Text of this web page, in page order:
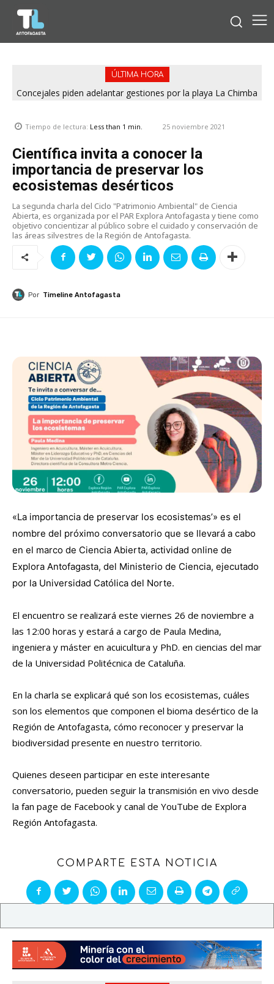
ÚLTIMA HORA
Concejales piden adelantar gestiones por la playa La Chimba
Tiempo de lectura: Less than 1 min. 25 noviembre 2021
Científica invita a conocer la
importancia de preservar los
ecosistemas desérticos
La segunda charla del Ciclo "Patrimonio Ambiental" de Ciencia
Abierta, es organizada por el PAR Explora Antofagasta y tiene como
objetivo concientizar al público sobre el cuidado y conservación de
las áreas silvestres de la Región de Antofagasta.
Por Timeline Antofagasta
«La importancia de preservar los ecosistemas’» es el
nombre del próximo conversatorio que se llevará a cabo
en el marco de Ciencia Abierta, actividad online de
Explora Antofagasta, del Ministerio de Ciencia, ejecutado
por la Universidad Católica del Norte.
El encuentro se realizará este viernes 26 de noviembre a
las 12:00 horas y estará a cargo de Paula Medina,
ingeniera y máster en acuicultura y PhD. en ciencias del mar
de la Universidad Politécnica de Cataluña.
En la charla se explicará qué son los ecosistemas, cuáles
son los elementos que componen el bioma desértico de la
Región de Antofagasta, cómo reconocer y preservar la
biodiversidad presente en nuestro territorio.
Quienes deseen participar en este interesante
conversatorio, pueden seguir la transmisión en vivo desde
la fan page de Facebook y canal de YouTube de Explora
Región Antofagasta.
COMPARTE ESTA NOTICIA